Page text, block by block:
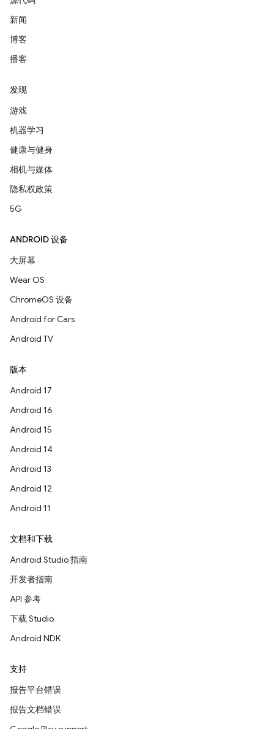
新闻
博客
播客
发现
游戏
机器学习
健康与健身
相机与媒体
隐私权政策
5G
ANDROID 设备
大屏幕
Wear OS
ChromeOS 设备
Android for Cars
Android TV
版本
Android 17
Android 16
Android 15
Android 14
Android 13
Android 12
Android 11
文档和下载
Android Studio 指南
开发者指南
API 参考
下载 Studio
Android NDK
支持
报告平台错误
报告文档错误